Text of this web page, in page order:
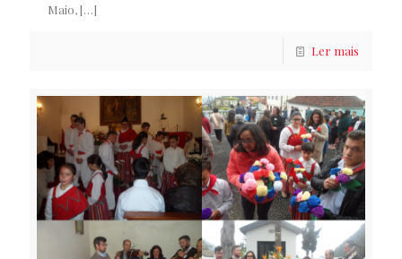
Maio,[…]
Ler mais